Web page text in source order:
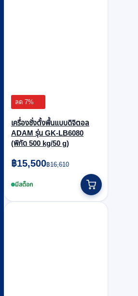
ลด 7%
เครื่องชั่งตั้งพื้นแบบดิจิตอล
ADAM รุ่น GK-LB6080
(พิกัด 500 kg/50 g)
฿16,610
Original
price
was:
฿15,500
Current
price
is:มีสต็อก